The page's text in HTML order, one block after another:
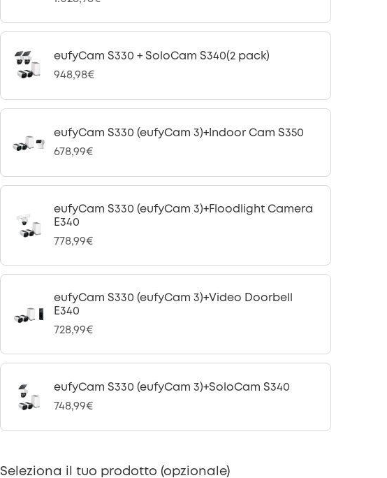
eufyCam S330 + SoloCam S340(2 pack)
948,98€
eufyCam S330 (eufyCam 3)+Indoor Cam S350
678,99€
eufyCam S330 (eufyCam 3)+Floodlight Camera
E340
778,99€
eufyCam S330 (eufyCam 3)+Video Doorbell
E340
728,99€
eufyCam S330 (eufyCam 3)+SoloCam S340
748,99€
Seleziona il tuo prodotto (opzionale)